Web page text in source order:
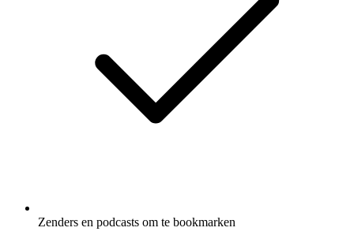
Zenders en podcasts om te bookmarken